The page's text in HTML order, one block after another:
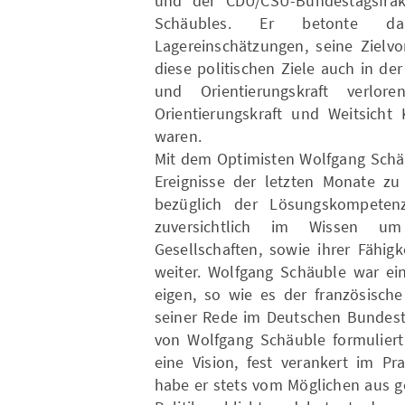
Schäubles. Er betonte
Lagereinschätzungen, seine
diese politischen Ziele auch in
und Orientierungskraft
Orientierungskraft und
waren.
Mit dem Optimisten Wolfgang
Ereignisse der letzten Monate
bezüglich der
zuversichtlich im Wissen
Gesellschaften, sowie ihrer
weiter. Wolfgang Schäuble war
eigen, so wie es der
seiner Rede im Deutschen
von Wolfgang Schäuble
eine Vision, fest verankert im
habe er stets vom Möglichen aus